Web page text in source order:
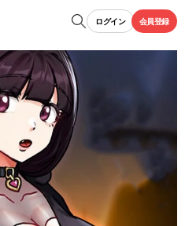
ログイン 会員登録